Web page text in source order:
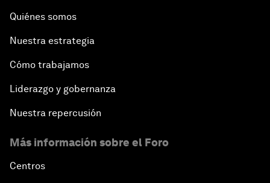
Quiénes somos
Nuestra estrategia
Cómo trabajamos
Liderazgo y gobernanza
Nuestra repercusión
Más información sobre el Foro
Centros